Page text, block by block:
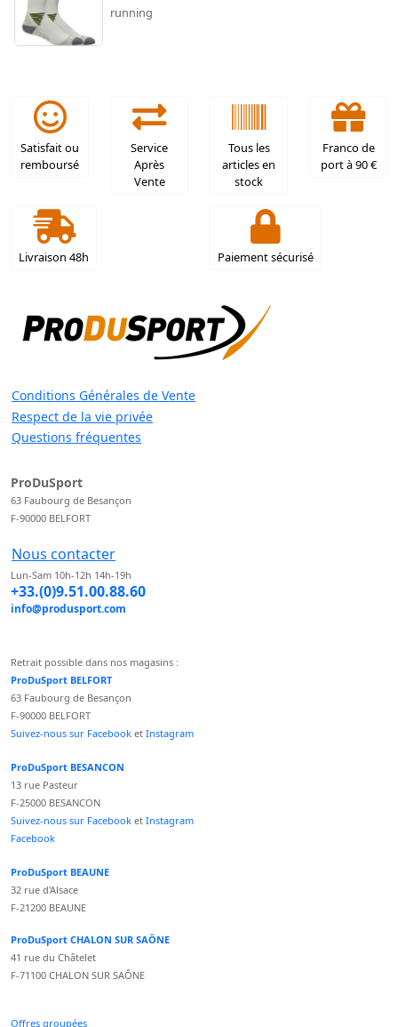
running
Satisfait ou
remboursé
Service
Après
Vente
Tous les
articles en
stock
Franco de
port à 90 €
Livraison 48h Paiement sécurisé
Conditions Générales de Vente
Respect de la vie privée
Questions fréquentes
ProDuSport
63 Faubourg de Besançon
F-90000 BELFORT
Nous contacter
Lun-Sam 10h-12h 14h-19h
+33.(0)9.51.00.88.60
info@produsport.com
Retrait possible dans nos magasins :
ProDuSport BELFORT
63 Faubourg de Besançon
F-90000 BELFORT
Suivez-nous sur Facebook et Instagram
ProDuSport BESANCON
13 rue Pasteur
F-25000 BESANCON
Suivez-nous sur Facebook et Instagram
Facebook
ProDuSport BEAUNE
32 rue d'Alsace
F-21200 BEAUNE
ProDuSport CHALON SUR SAÔNE
41 rue du Châtelet
F-71100 CHALON SUR SAÔNE
Offres groupées